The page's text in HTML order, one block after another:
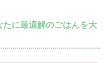
に最適解のごはんを大